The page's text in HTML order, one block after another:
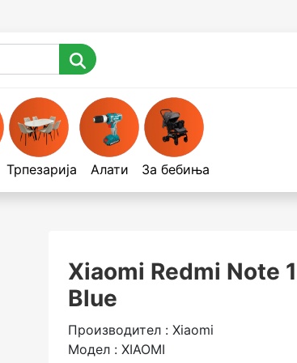
Трпезарија Алати За бебиња
Xiaomi Redmi Note
Blue
Производител : Xiaomi
Модел : XIAOMI